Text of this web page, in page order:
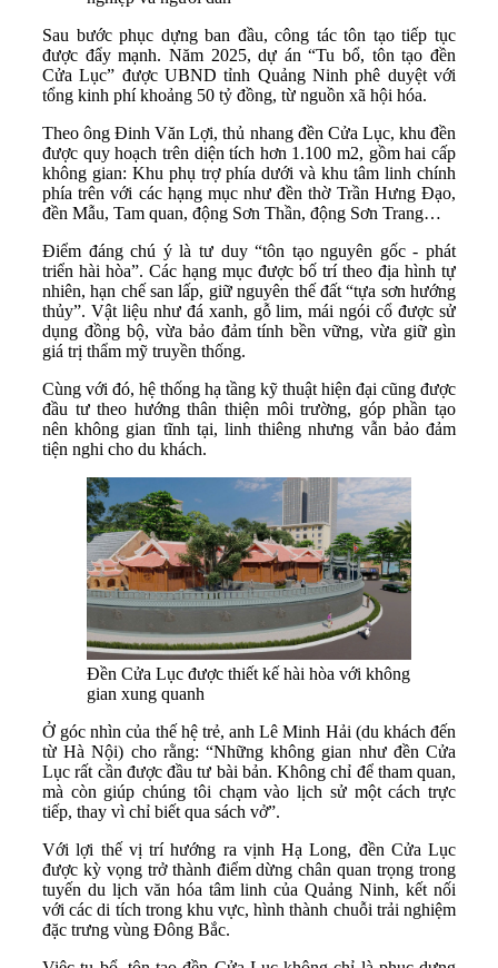
Sau bước phục dựng ban đầu, công tác tôn tạo tiếp tục
được đẩy mạnh. Năm 2025, dự án “Tu bổ, tôn tạo đền
Cửa Lục” được UBND tỉnh Quảng Ninh phê duyệt với
tổng kinh phí khoảng 50 tỷ đồng, từ nguồn xã hội hóa.
Theo ông Đinh Văn Lợi, thủ nhang đền Cửa Lục, khu đền
được quy hoạch trên diện tích hơn 1.100 m2, gồm hai cấp
không gian: Khu phụ trợ phía dưới và khu tâm linh chính
phía trên với các hạng mục như đền thờ Trần Hưng Đạo,
đền Mẫu, Tam quan, động Sơn Thần, động Sơn Trang…
Điểm đáng chú ý là tư duy “tôn tạo nguyên gốc - phát
triển hài hòa”. Các hạng mục được bố trí theo địa hình tự
nhiên, hạn chế san lấp, giữ nguyên thế đất “tựa sơn hướng
thủy”. Vật liệu như đá xanh, gỗ lim, mái ngói cổ được sử
dụng đồng bộ, vừa bảo đảm tính bền vững, vừa giữ gìn
giá trị thẩm mỹ truyền thống.
Cùng với đó, hệ thống hạ tầng kỹ thuật hiện đại cũng được
đầu tư theo hướng thân thiện môi trường, góp phần tạo
nên không gian tĩnh tại, linh thiêng nhưng vẫn bảo đảm
tiện nghi cho du khách.
Đền Cửa Lục được thiết kế hài hòa với không
gian xung quanh
Ở góc nhìn của thế hệ trẻ, anh Lê Minh Hải (du khách đến
từ Hà Nội) cho rằng: “Những không gian như đền Cửa
Lục rất cần được đầu tư bài bản. Không chỉ để tham quan,
mà còn giúp chúng tôi chạm vào lịch sử một cách trực
tiếp, thay vì chỉ biết qua sách vở”.
Với lợi thế vị trí hướng ra vịnh Hạ Long, đền Cửa Lục
được kỳ vọng trở thành điểm dừng chân quan trọng trong
tuyến du lịch văn hóa tâm linh của Quảng Ninh, kết nối
với các di tích trong khu vực, hình thành chuỗi trải nghiệm
đặc trưng vùng Đông Bắc.